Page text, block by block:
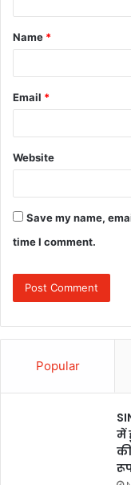
t
*
Name *
Email *
Website
Save my name,
time I comment.
Popular
में